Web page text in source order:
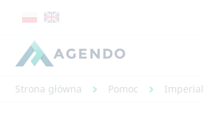
Strona główna Pomoc Imperial